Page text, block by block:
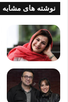
نوشته های مشابه